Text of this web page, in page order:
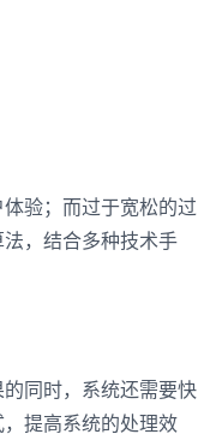
验；而过于宽松的过
，结合多种技术手
同时，系统还需要快
提高系统的处理效